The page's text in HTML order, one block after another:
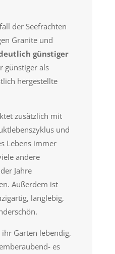
der Seefrachten
Granite und
günstiger
günstiger als
hergestellte
zusätzlich mit
und
Lebens immer
andere
Jahre
Außerdem ist
langlebig,
Garten lebendig,
es